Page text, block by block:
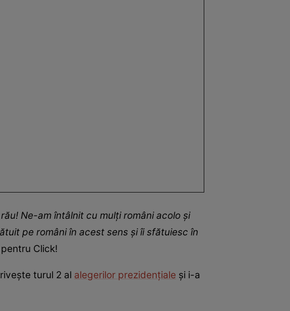
Ne-am întâlnit cu mulți români acolo și
pe români în acest sens și îi sfătuiesc în
Click!
turul 2 al alegerilor prezidențiale și i-a